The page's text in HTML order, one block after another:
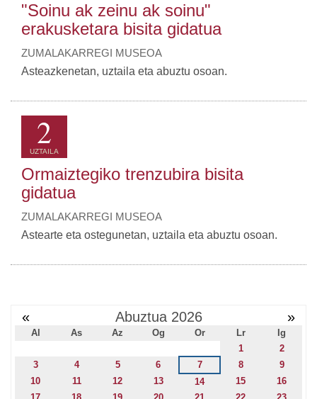
"Soinu ak zeinu ak soinu"
erakusketara bisita gidatua
ZUMALAKARREGI MUSEOA
Asteazkenetan, uztaila eta abuztu osoan.
2
UZTAILA
Ormaiztegiko trenzubira bisita
gidatua
ZUMALAKARREGI MUSEOA
Astearte eta ostegunetan, uztaila eta abuztu osoan.
« Abuztua 2026 »
Al As Az Og Or Lr
Ig
1
2
3
4 5 6 7 8
9
10
11 12 13 14 15
16